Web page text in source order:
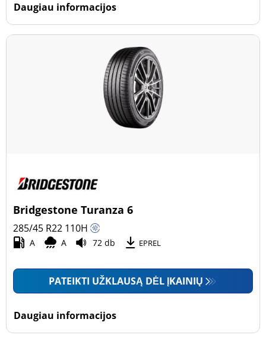
Daugiau informacijos
Bridgestone Turanza 6
285/45 R22 110H
A A 72 db EPREL
PATEIKTI UŽKLAUSĄ DĖL ĮKAINIŲ
Daugiau informacijos